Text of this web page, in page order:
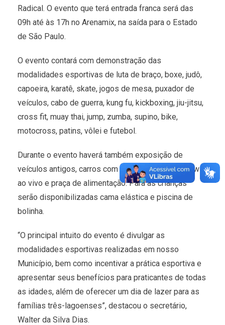
Radical. O evento que terá entrada franca será das
09h até às 17h no Arenamix, na saída para o Estado
de São Paulo.
O evento contará com demonstração das
modalidades esportivas de luta de braço, boxe, judô,
capoeira, karatê, skate, jogos de mesa, puxador de
veículos, cabo de guerra, kung fu, kickboxing, jiu-jitsu,
cross fit, muay thai, jump, zumba, supino, bike,
motocross, patins, vôlei e futebol.
Durante o evento haverá também exposição de
veículos antigos, carros com som automotivo, show
ao vivo e praça de alimentação. Para as crianças
serão disponibilizadas cama elástica e piscina de
bolinha.
“O principal intuito do evento é divulgar as
modalidades esportivas realizadas em nosso
Município, bem como incentivar a prática esportiva e
apresentar seus benefícios para praticantes de todas
as idades, além de oferecer um dia de lazer para as
famílias três-lagoenses”, destacou o secretário,
Walter da Silva Dias.